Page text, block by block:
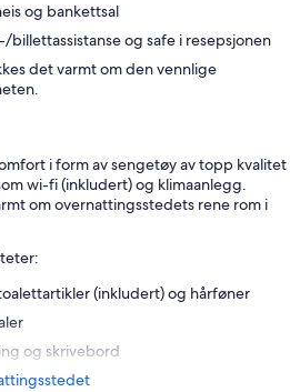
og bankettsal
billettassistanse og safe i resepsjonen
det varmt om den vennlige
i form av sengetøy av topp kvalitet
wi-fi (inkludert) og klimaanlegg.
om overnattingsstedets rene rom i
(inkludert) og hårføner
og skrivebord